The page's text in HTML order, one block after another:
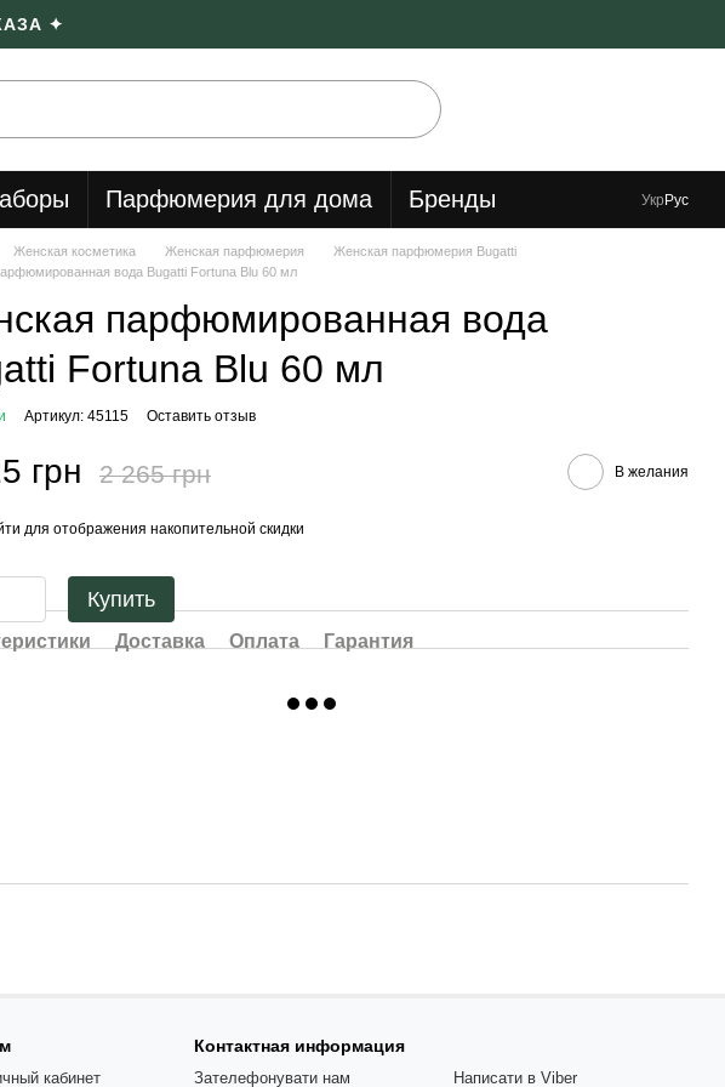
✦
Парфюмерия для дома Бренды УкрРус
Женская косметика Женская парфюмерия
Женская парфюмерия Bugatti
вода Bugatti Fortuna Blu 60 мл
парфюмированная вода
Fortuna Blu 60 мл
Артикул: 45115 Оставить отзыв
грн 2 265 грн В желания
для отображения накопительной скидки
Купить
Доставка Оплата Гарантия
кабинет
Контактная информация
Зателефонувати нам Написати в Viber